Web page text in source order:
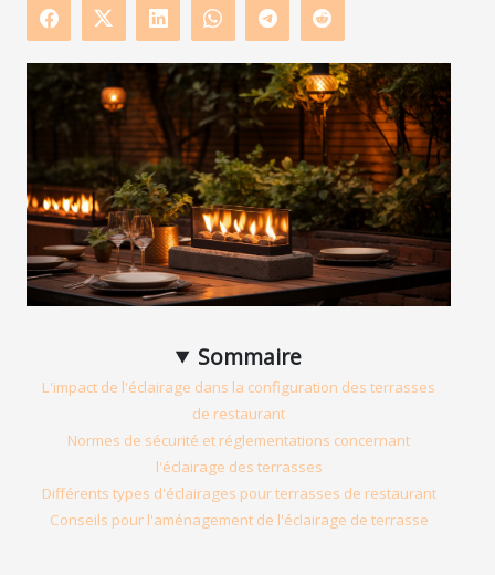
Sommaire
L'impact de l'éclairage dans la configuration des terrasses
de restaurant
Normes de sécurité et réglementations concernant
l'éclairage des terrasses
Différents types d'éclairages pour terrasses de restaurant
Conseils pour l'aménagement de l'éclairage de terrasse